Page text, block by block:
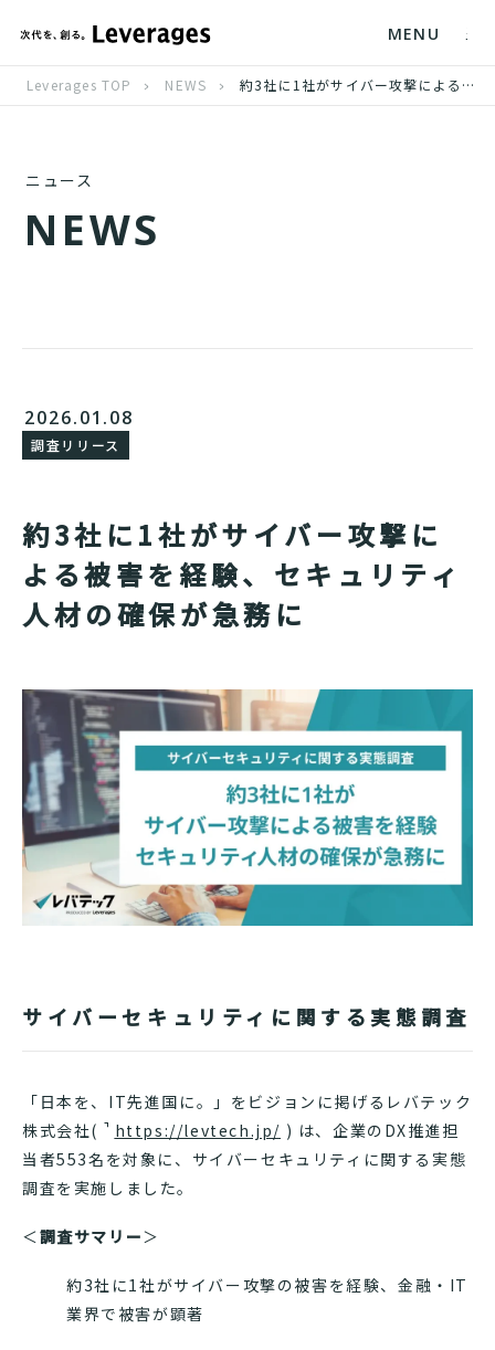
MENU
Leverages TOP NEWS 約3社に1社がサイバー攻撃による被害を経験、セキュリティ人材の確保が急務に
ニュース
NEWS
2026.01.08
調査リリース
約3社に1社がサイバー攻撃に
よる被害を経験、セキュリティ
人材の確保が急務に
サイバーセキュリティに関する実態調査
「日本を、IT先進国に。」をビジョンに掲げるレバテック
株式会社(
https://levtech.jp/ ) は、企業のDX推進担
当者553名を対象に、サイバーセキュリティに関する実態
調査を実施しました。
＜調査サマリー＞
約3社に1社がサイバー攻撃の被害を経験、金融・IT
業界で被害が顕著